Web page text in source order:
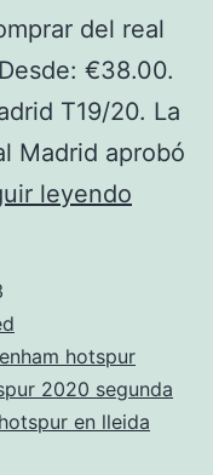
del real
€38.00.
T19/20. La
Madrid aprobó
leyendo
hotspur
2020 segunda
en lleida